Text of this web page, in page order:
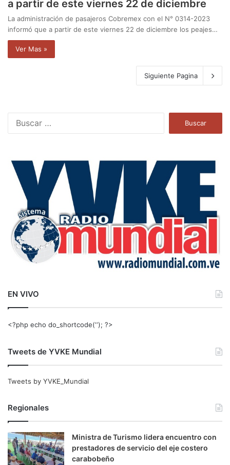
a partir de este viernes 22 de diciembre
La administración de pasajeros Cobremex con el N° 0314-2023
informó que a partir de este viernes 22 de diciembre los peajes…
Ver Mas »
Siguiente Pagina
a
EN VIVO
<?php echo do_shortcode(‘‘); ?>
Tweets de YVKE Mundial
Tweets by YVKE_Mundial
Regionales
Ministra de Turismo lidera encuentro con
prestadores de servicio del eje costero
carabobeño